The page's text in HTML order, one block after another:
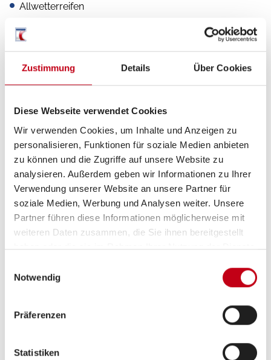
Zustimmung Details Über Cookies
Diese Webseite verwendet Cookies
Wir verwenden Cookies, um Inhalte und Anzeigen zu
personalisieren, Funktionen für soziale Medien anbieten
zu können und die Zugriffe auf unsere Website zu
analysieren. Außerdem geben wir Informationen zu Ihrer
Verwendung unserer Website an unsere Partner für
soziale Medien, Werbung und Analysen weiter. Unsere
Partner führen diese Informationen möglicherweise mit
weiteren Daten zusammen, die Sie ihnen bereitgestellt
haben oder die sie im Rahmen Ihrer Nutzung der Dienste
Notwendig
Präferenzen
Statistiken
Allwetterreifen
Zentralverriegelung
Lederlenkrad
Aufbau
Markise
Heizung / Klima
Klimaautomatik
Küche